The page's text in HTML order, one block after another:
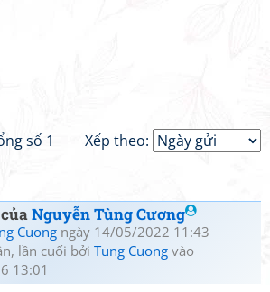
Xếp theo:
số 1
Nguyễn Tùng Cương
Cuong ngày 14/05/2022 11:43
lần cuối bởi Tung Cuong vào
13:01